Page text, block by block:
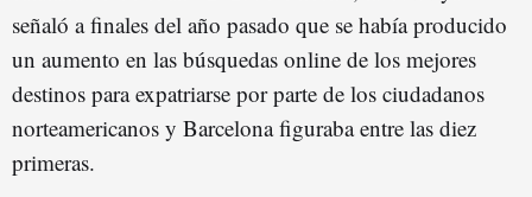
señaló a finales del año pasado que se había producido
un aumento en las búsquedas online de los mejores
destinos para expatriarse por parte de los ciudadanos
norteamericanos y Barcelona figuraba entre las diez
primeras.